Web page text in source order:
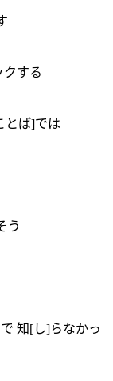
する
とば]では
う
知[し]らなかっ